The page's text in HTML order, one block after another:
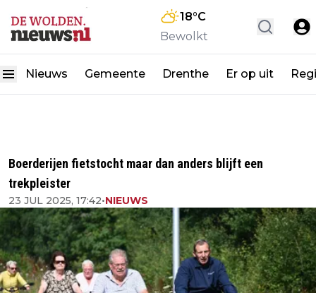
18°C
Bewolkt
Nieuws Gemeente Drenthe Er op uit
Boerderijen fietstocht maar dan anders blijft een
trekpleister
23 JUL 2025, 17:42•NIEUWS